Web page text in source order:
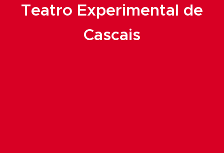
Teatro Experimental de
Cascais